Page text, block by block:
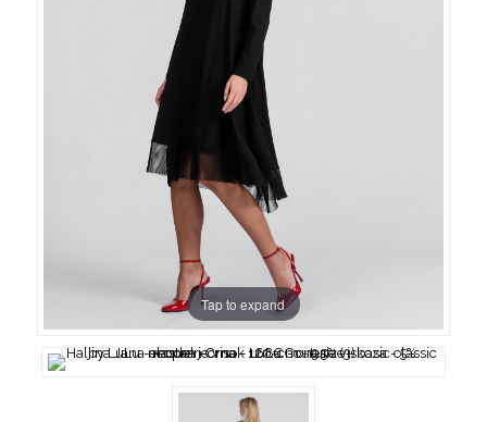
Tap to expand